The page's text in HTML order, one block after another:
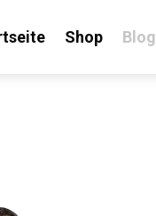
Shop Blog